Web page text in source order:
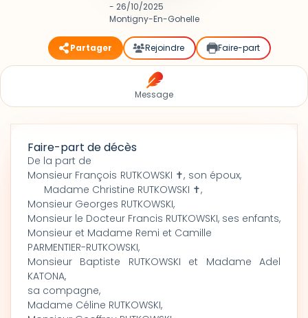
- 26/10/2025
Montigny-En-Gohelle
Partager Rejoindre Faire-part
Message
Faire-part de décès
De la part de
Monsieur François RUTKOWSKI ✝, son époux,
Madame Christine RUTKOWSKI ✝,
Monsieur Georges RUTKOWSKI,
Monsieur le Docteur Francis RUTKOWSKI, ses enfants,
Monsieur et Madame Remi et Camille
PARMENTIER-RUTKOWSKI,
Monsieur Baptiste RUTKOWSKI et Madame Adel
KATONA,
sa compagne,
Madame Céline RUTKOWSKI,